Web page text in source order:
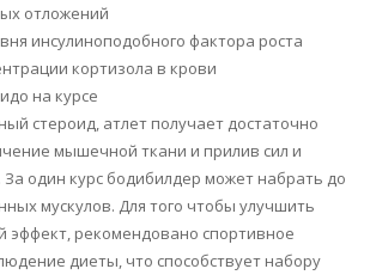
отложений
инсулиноподобного фактора роста
кортизола в крови
на курсе
стероид, атлет получает достаточно
мышечной ткани и прилив сил и
За один курс бодибилдер может набрать до
мускулов. Для того чтобы улучшить
эффект, рекомендовано спортивное
диеты, что способствует набору